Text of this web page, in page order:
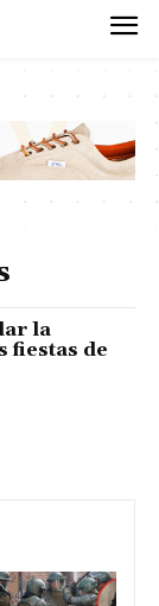
la
fiestas de